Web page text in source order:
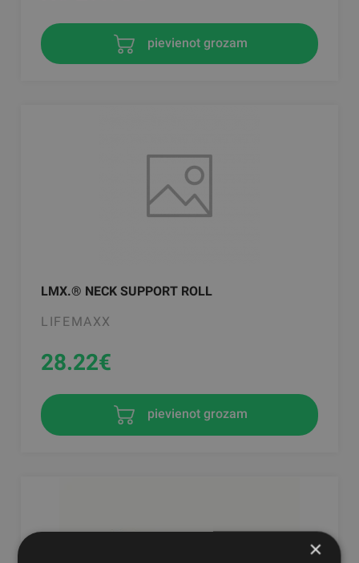
pievienot grozam
LMX.® NECK SUPPORT ROLL
LIFEMAXX
28.22€
pievienot grozam
×